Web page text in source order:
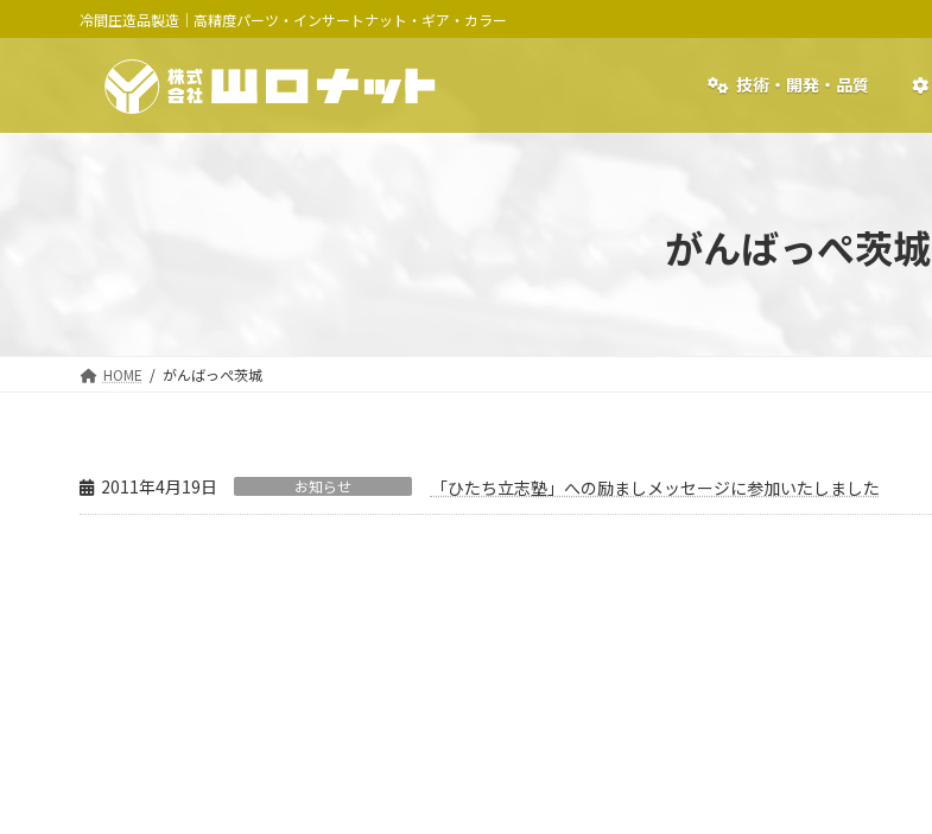
ン
ツ
ビ
シ
冷間圧造品製造｜高精度パーツ・インサートナット・ギア・カラー
技術・開発・品質
がんばっぺ茨城
HOME がんばっぺ茨城
2011年4月19日 お知らせ 「ひたち立志塾」への励ましメッセージに参加いたしました